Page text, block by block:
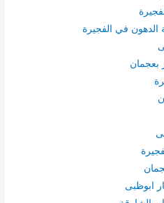
في الفجيرة
بعجمان
ابوظبى